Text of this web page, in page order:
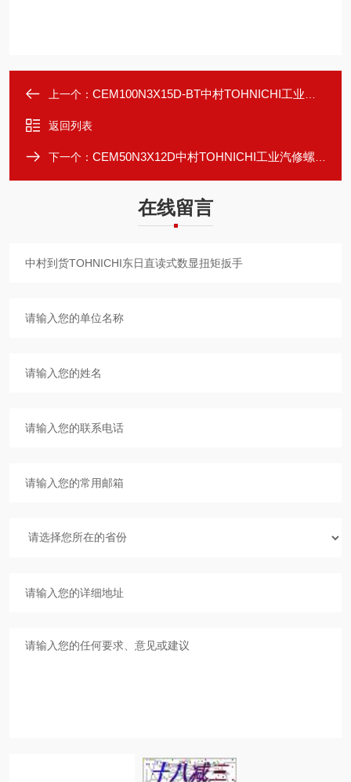
上一个： CEM100N3X15D-BT中村TOHNICHI工业级蓝牙扭矩扳手精准高效
返回列表
下一个： CEM50N3X12D中村TOHNICHI工业汽修螺栓紧固数显力矩工具
在线留言